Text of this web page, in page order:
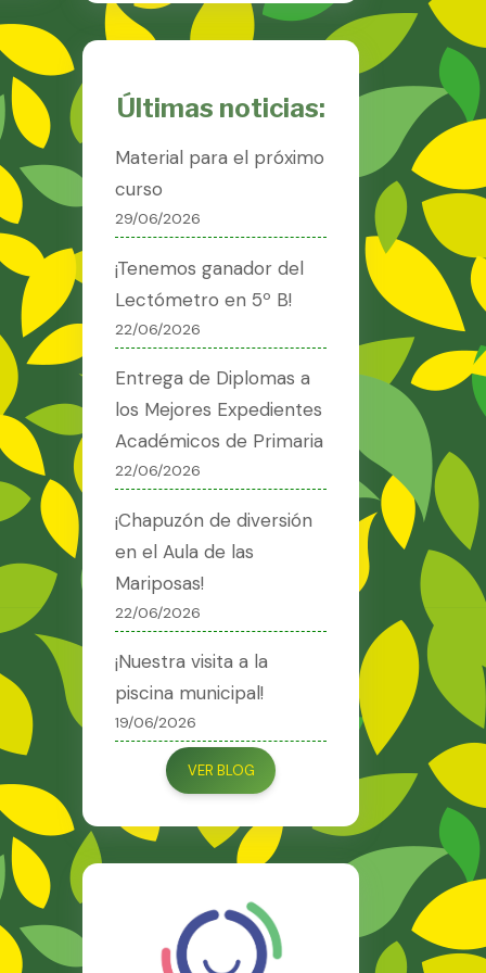
Últimas noticias:
Material para el próximo
curso
29/06/2026
¡Tenemos ganador del
Lectómetro en 5º B!
22/06/2026
Entrega de Diplomas a
los Mejores Expedientes
Académicos de Primaria
22/06/2026
¡Chapuzón de diversión
en el Aula de las
Mariposas!
22/06/2026
¡Nuestra visita a la
piscina municipal!
19/06/2026
VER BLOG